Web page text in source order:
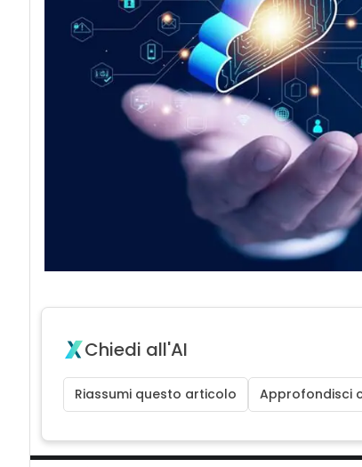
Chiedi all'AI
Riassumi questo articolo Approfondisci